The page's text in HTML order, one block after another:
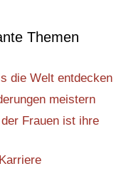
Themen
die Welt entdecken
meistern
Frauen ist ihre